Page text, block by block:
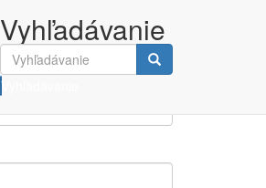
Vyhľadávanie
Vyhľadávanie